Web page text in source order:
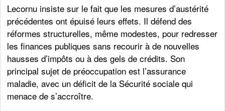
Lecornu insiste sur le fait que les mesures d’austérité
précédentes ont épuisé leurs effets. Il défend des
réformes structurelles, même modestes, pour redresser
les finances publiques sans recourir à de nouvelles
hausses d’impôts ou à des gels de crédits. Son
principal sujet de préoccupation est l’assurance
maladie, avec un déficit de la Sécurité sociale qui
menace de s’accroître.